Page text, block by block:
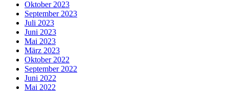
Oktober 2023
September 2023
Juli 2023
Juni 2023
Mai 2023
März 2023
Oktober 2022
September 2022
Juni 2022
Mai 2022